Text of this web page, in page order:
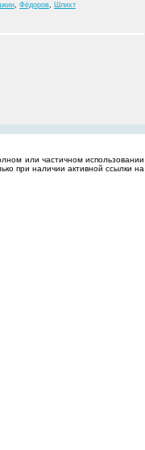
, Фёдоров, Шлихт
или частичном использовании
при наличии активной ссылки на